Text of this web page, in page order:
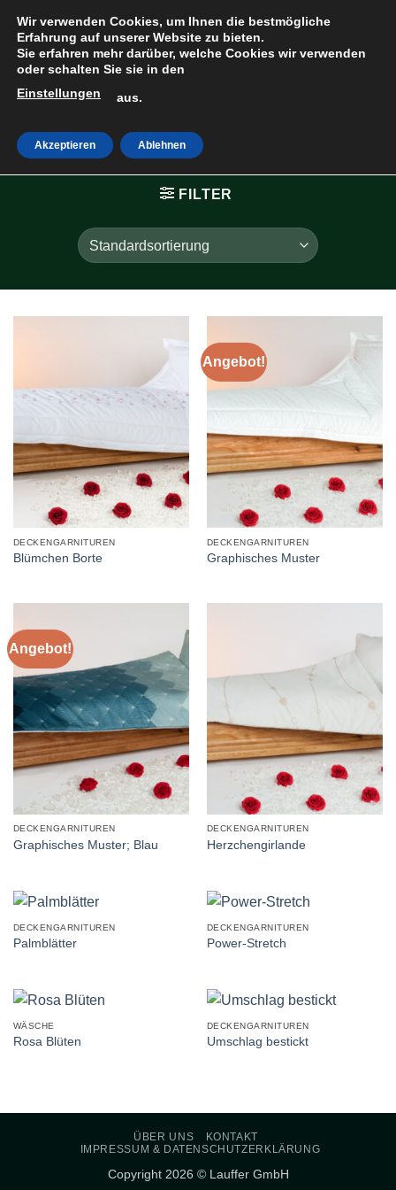
Inhalt
springen
HOME
BAUMWOLL
FILTER
DECKENGARNITUREN
Blümchen Borte
Angebot!
DECKENGARNITUREN
Graphisches Muster
Angebot!
DECKENGARNITUREN
Graphisches Muster; Blau
DECKENGARNITUREN
Herzchengirlande
DECKENGARNITUREN
Palmblätter
DECKENGARNITUREN
Power-Stretch
WÄSCHE
Rosa Blüten
DECKENGARNITUREN
Umschlag bestickt
ÜBER UNS
KONTAKT
IMPRESSUM & DATENSCHUTZERKLÄRUNG
Copyright 2026 © Lauffer GmbH
Wir verwenden Cookies, um Ihnen die bestmögliche
Erfahrung auf unserer Website zu bieten.
Sie erfahren mehr darüber, welche Cookies wir verwenden
oder schalten Sie sie in den
Einstellungen
aus.
Akzeptieren Ablehnen